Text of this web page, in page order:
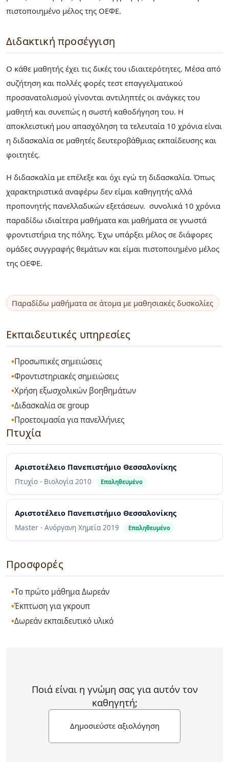
πιστοποιημένο μέλος της ΟΕΦΕ.
Διδακτική προσέγγιση
Ο κάθε μαθητής έχει τις δικές του ιδιαιτερότητες. Μέσα από
συζήτηση και πολλές φορές τεστ επαγγελματικού
προσανατολισμού γίνονται αντιληπτές οι ανάγκες του
μαθητή και συνεπώς η σωστή καθοδήγηση του. Η
αποκλειστική μου απασχόληση τα τελευταία 10 χρόνια είναι
η διδασκαλία σε μαθητές δευτεροβάθμιας εκπαίδευσης και
φοιτητές.
Η διδασκαλία με επέλεξε και όχι εγώ τη διδασκαλία. Όπως
χαρακτηριστικά αναφέρω δεν είμαι καθηγητής αλλά
προπονητής πανελλαδικών εξετάσεων. συνολικά 10 χρόνια
παραδίδω ιδιαίτερα μαθήματα και μαθήματα σε γνωστά
φροντιστήρια της πόλης. Έχω υπάρξει μέλος σε διάφορες
ομάδες συγγραφής θεμάτων και είμαι πιστοποιημένο μέλος
της ΟΕΦΕ.
Παραδίδω μαθήματα σε άτομα με μαθησιακές δυσκολίες
Εκπαιδευτικές υπηρεσίες
Προσωπικές σημειώσεις
Φροντιστηριακές σημειώσεις
Χρήση εξωσχολικών βοηθημάτων
Διδασκαλία σε group
Προετοιμασία για πανελλήνιες
Πτυχία
Αριστοτέλειο Πανεπιστήμιο Θεσσαλονίκης
Πτυχίο - Βιολογία 2010 Επαληθευμένο
Αριστοτέλειο Πανεπιστήμιο Θεσσαλονίκης
Master - Ανόργανη Χημεία 2019 Επαληθευμένο
Προσφορές
Το πρώτο μάθημα Δωρεάν
Έκπτωση για γκρουπ
Δωρεάν εκπαιδευτικό υλικό
Ποιά είναι η γνώμη σας για αυτόν τον
καθηγητή;
Δημοσιεύστε αξιολόγηση